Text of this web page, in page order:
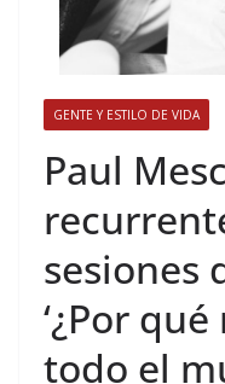
GENTE Y ESTILO DE VIDA
​Paul
sesiones
‘¿Por
todo el